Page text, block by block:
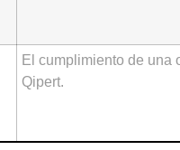
El cumplimiento de una
Qipert.